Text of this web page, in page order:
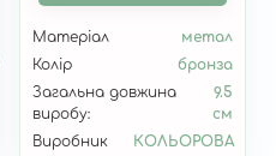
Матеріал
метал
Колір
бронза
Загальна довжина
виробу:
9.5
см
Виробник
КОЛЬОРОВА